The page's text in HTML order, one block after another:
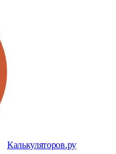
Калькуляторов.ру